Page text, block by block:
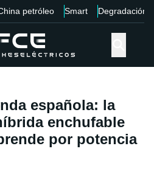
petróleo Smart Degradación
española: la
enchufable
por potencia